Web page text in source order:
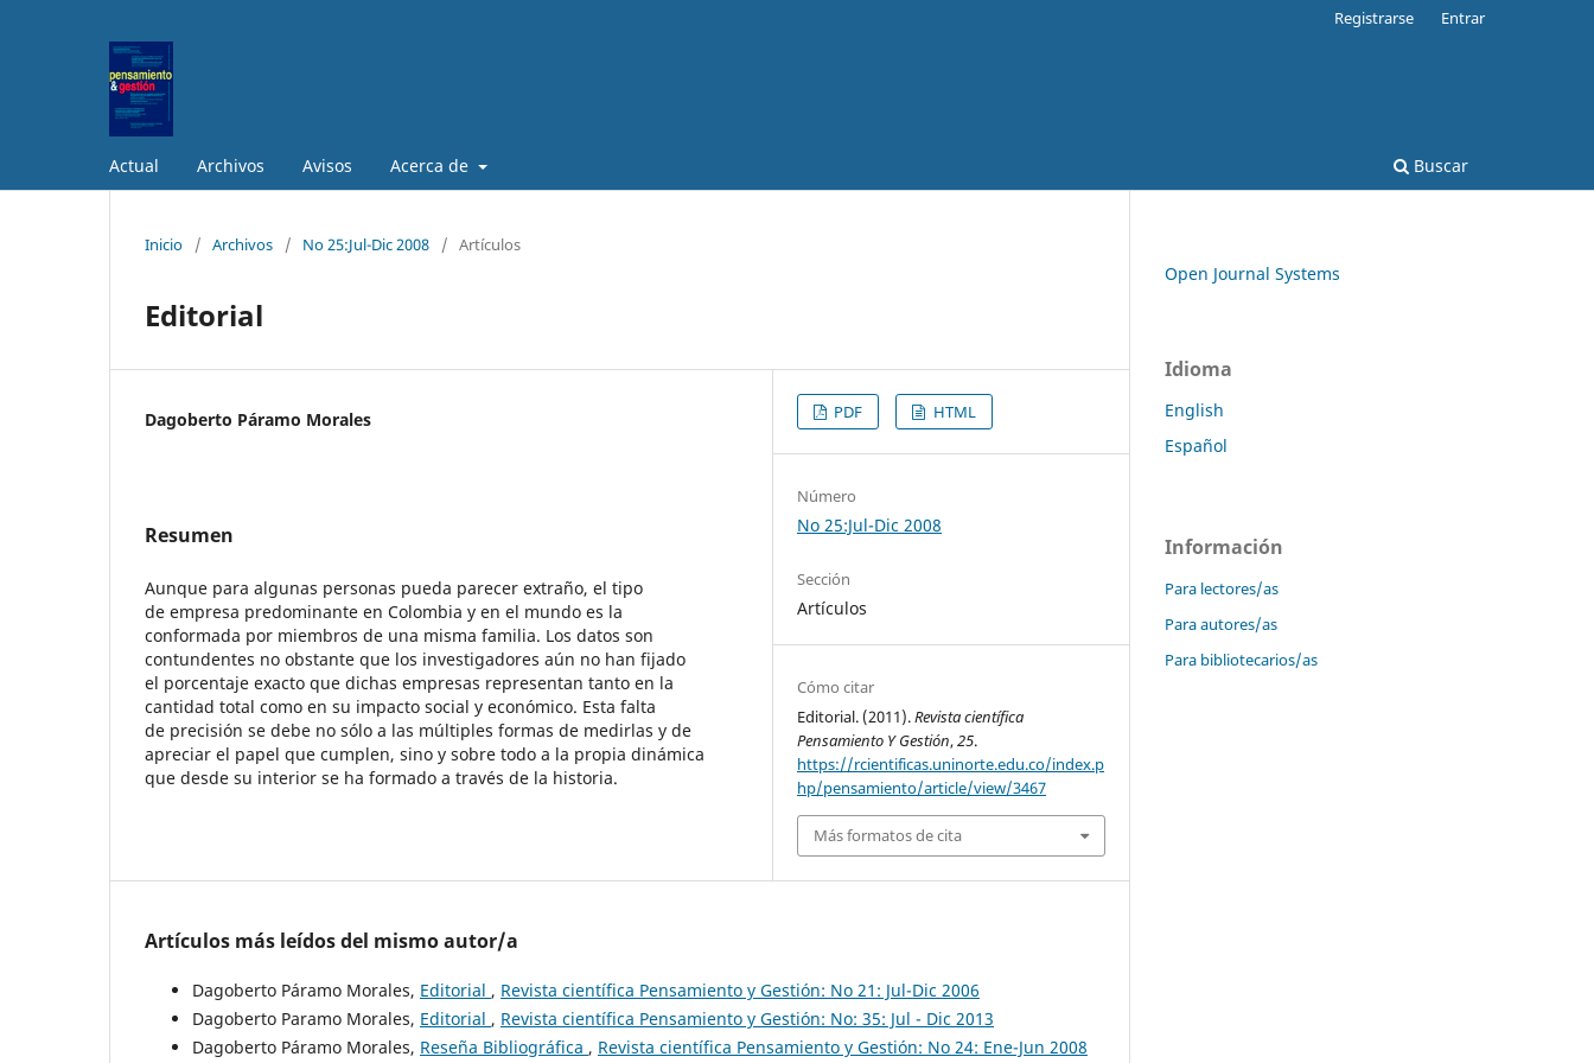
Actual Archivos Avisos Acerca de Buscar
Registrarse Entrar
Inicio / Archivos / No 25:Jul-Dic 2008 / Artículos
Editorial
Dagoberto Páramo Morales
Resumen
Aunque para algunas personas pueda parecer extraño, el tipo
de empresa predominante en Colombia y en el mundo es la
conformada por miembros de una misma familia. Los datos son
contundentes no obstante que los investigadores aún no han fijado
el porcentaje exacto que dichas empresas representan tanto en la
cantidad total como en su impacto social y económico. Esta falta
de precisión se debe no sólo a las múltiples formas de medirlas y de
apreciar el papel que cumplen, sino y sobre todo a la propia dinámica
que desde su interior se ha formado a través de la historia.
PDF HTML
Número
No 25:Jul-Dic 2008
Sección
Artículos
Cómo citar
Editorial. (2011).Revista científica
Pensamiento Y Gestión,25.
https://rcientificas.uninorte.edu.co/index.p
hp/pensamiento/article/view/3467
Más formatos de cita
Artículos más leídos del mismo autor/a
Dagoberto Páramo Morales, Editorial , Revista científica Pensamiento y Gestión: No 21: Jul-Dic 2006
Dagoberto Paramo Morales, Editorial , Revista científica Pensamiento y Gestión: No: 35: Jul - Dic 2013
Dagoberto Páramo Morales, Reseña Bibliográfica , Revista científica Pensamiento y Gestión: No 24: Ene-Jun 2008
Open Journal Systems
Idioma
English
Español
Información
Para lectores/as
Para autores/as
Para bibliotecarios/as